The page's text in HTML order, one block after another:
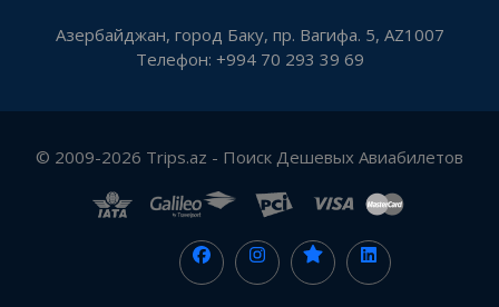
Азербайджан, город Баку, пр. Вагифа. 5, AZ1007
Телефон: +994 70 293 39 69
© 2009-2026 Trips.az - Поиск Дешевых Авиабилетов